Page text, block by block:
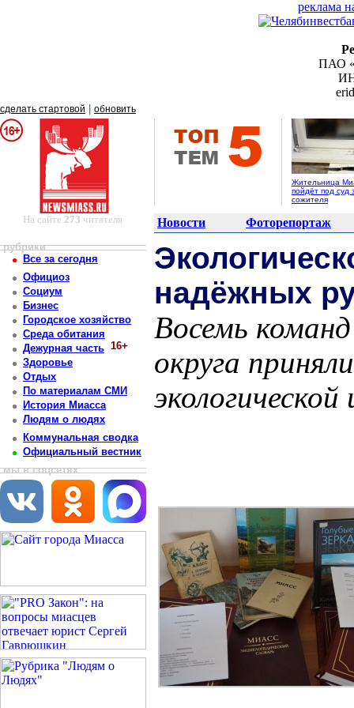
реклама
ПАО
сделать стартовой обновить
Жительница
пойдёт под суд
сожителя
На сайте 273 читателя Новости Фоторепортаж
рубрики
Все за сегодня
Официоз
Социум
Бизнес
Городское хозяйство
Среда обитания
Дежурная часть 16+
Здоровье
Отдых
По материалам СМИ
История Миасса
Людям о людях
Коммунальная сводка
Официальный вестник
мы в соцсетях
надёжных
Восемь
округа
экологической